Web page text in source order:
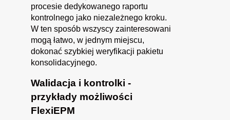
procesie dedykowanego raportu
kontrolnego jako niezależnego kroku.
W ten sposób wszyscy zainteresowani
mogą łatwo, w jednym miejscu,
dokonać szybkiej weryfikacji pakietu
konsolidacyjnego.
Walidacja i kontrolki -
przykłady możliwości
FlexiEPM